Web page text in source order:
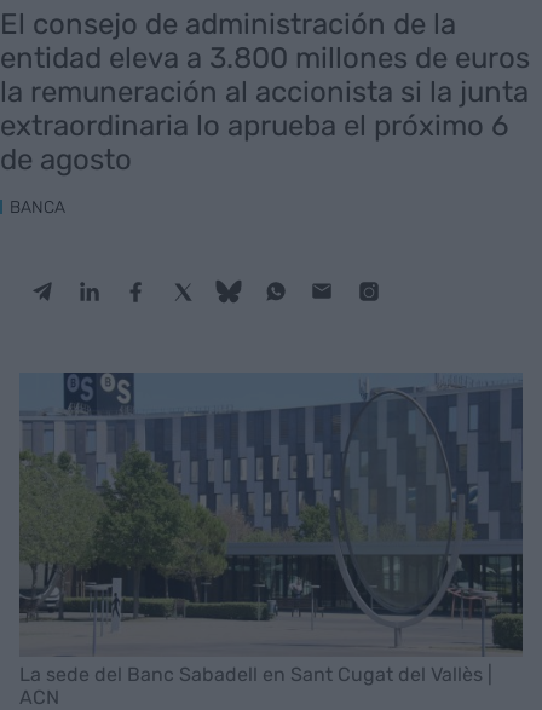
El consejo de administración de la
entidad eleva a 3.800 millones de euros
la remuneración al accionista si la junta
extraordinaria lo aprueba el próximo 6
de agosto
BANCA
La sede del Banc Sabadell en Sant Cugat del Vallès |
ACN